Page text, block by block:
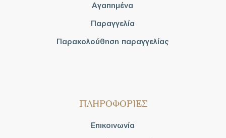
Αγαπημένα
Παραγγελία
Παρακολούθηση παραγγελίας
ΠΛΗΡΟΦΟΡΙΕΣ
Επικοινωνία